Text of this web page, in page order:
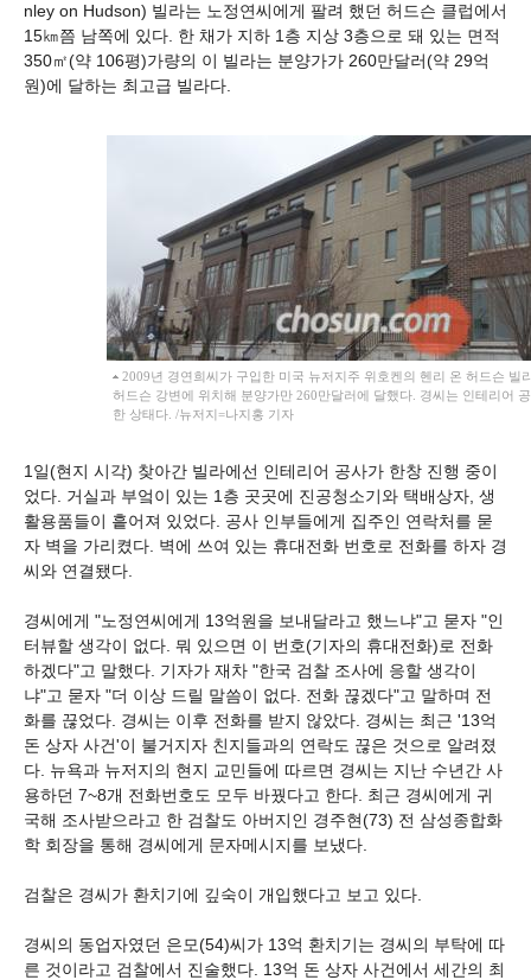
nley on Hudson) 빌라는 노정연씨에게 팔려 했던 허드슨 클럽에서
15㎞쯤 남쪽에 있다. 한 채가 지하 1층 지상 3층으로 돼 있는 면적
350㎡(약 106평)가량의 이 빌라는 분양가가 260만달러(약 29억
원)에 달하는 최고급 빌라다.
2009년 경연희씨가 구입한 미국 뉴저지주 위호켄의 헨리 온 허드슨 빌
허드슨 강변에 위치해 분양가만 260만달러에 달했다. 경씨는 인테리어
한 상태다. /뉴저지=나지홍 기자
1일(현지 시각) 찾아간 빌라에선 인테리어 공사가 한창 진행 중이
었다. 거실과 부엌이 있는 1층 곳곳에 진공청소기와 택배상자, 생
활용품들이 흩어져 있었다. 공사 인부들에게 집주인 연락처를 묻
자 벽을 가리켰다. 벽에 쓰여 있는 휴대전화 번호로 전화를 하자 경
씨와 연결됐다.
경씨에게 "노정연씨에게 13억원을 보내달라고 했느냐"고 묻자 "인
터뷰할 생각이 없다. 뭐 있으면 이 번호(기자의 휴대전화)로 전화
하겠다"고 말했다. 기자가 재차 "한국 검찰 조사에 응할 생각이
냐"고 묻자 "더 이상 드릴 말씀이 없다. 전화 끊겠다"고 말하며 전
화를 끊었다. 경씨는 이후 전화를 받지 않았다. 경씨는 최근 '13억
돈 상자 사건'이 불거지자 친지들과의 연락도 끊은 것으로 알려졌
다. 뉴욕과 뉴저지의 현지 교민들에 따르면 경씨는 지난 수년간 사
용하던 7~8개 전화번호도 모두 바꿨다고 한다. 최근 경씨에게 귀
국해 조사받으라고 한 검찰도 아버지인 경주현(73) 전 삼성종합화
학 회장을 통해 경씨에게 문자메시지를 보냈다.
검찰은 경씨가 환치기에 깊숙이 개입했다고 보고 있다.
경씨의 동업자였던 은모(54)씨가 13억 환치기는 경씨의 부탁에 따
른 것이라고 검찰에서 진술했다. 13억 돈 상자 사건에서 세간의 최